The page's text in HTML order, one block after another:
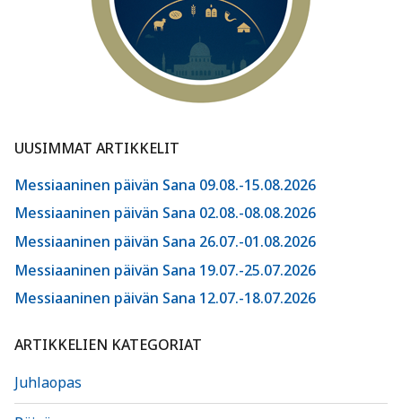
UUSIMMAT ARTIKKELIT
Messiaaninen päivän Sana 09.08.-15.08.2026
Messiaaninen päivän Sana 02.08.-08.08.2026
Messiaaninen päivän Sana 26.07.-01.08.2026
Messiaaninen päivän Sana 19.07.-25.07.2026
Messiaaninen päivän Sana 12.07.-18.07.2026
ARTIKKELIEN KATEGORIAT
Juhlaopas